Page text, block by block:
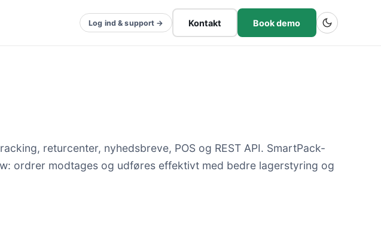
Log ind & support → Kontakt Book demo
returcenter, nyhedsbreve, POS og REST API. SmartPack-
ordrer modtages og udføres effektivt med bedre lagerstyring og